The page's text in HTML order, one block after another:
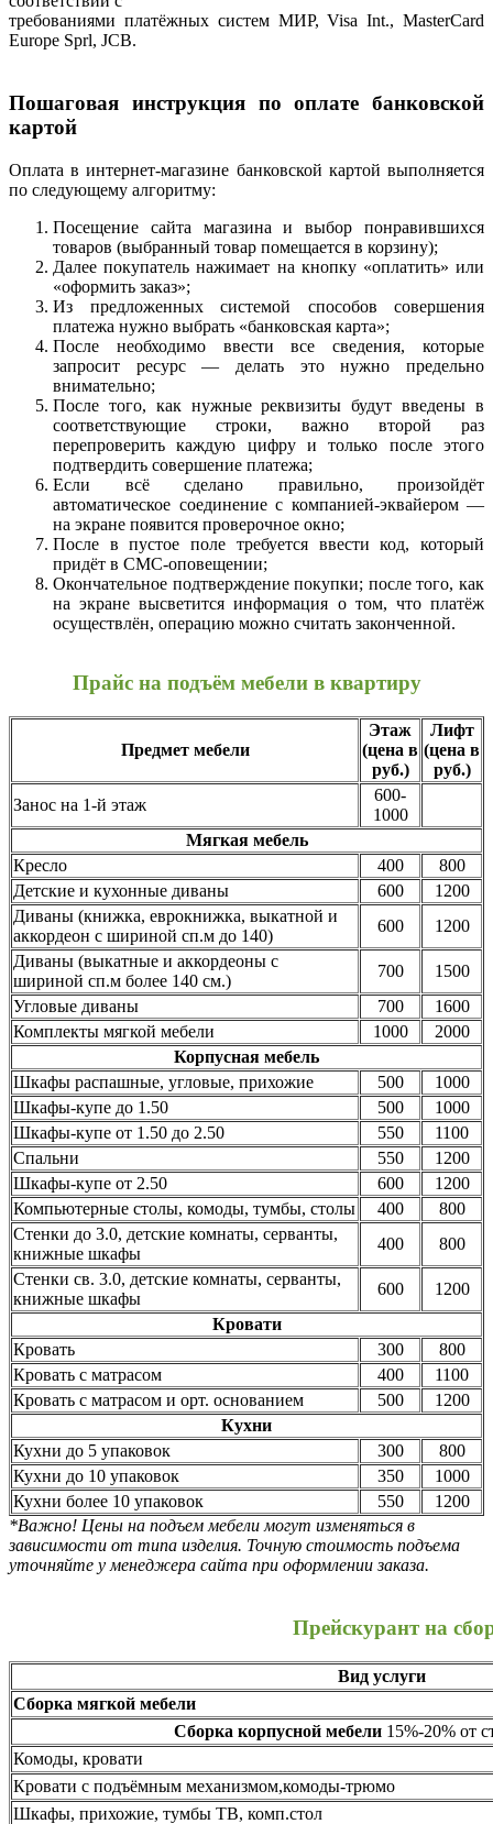
требованиями платёжных систем МИР, Visa Int., MasterCard
Europe Sprl, JCB.
Пошаговая инструкция по оплате банковской
картой
Оплата в интернет-магазине банковской картой выполняется
по следующему алгоритму:
Посещение сайта магазина и выбор понравившихся
товаров (выбранный товар помещается в корзину);
Далее покупатель нажимает на кнопку «оплатить» или
«оформить заказ»;
Из предложенных системой способов совершения
платежа нужно выбрать «банковская карта»;
После необходимо ввести все сведения, которые
запросит ресурс — делать это нужно предельно
внимательно;
После того, как нужные реквизиты будут введены в
соответствующие строки, важно второй раз
перепроверить каждую цифру и только после этого
подтвердить совершение платежа;
Если всё сделано правильно, произойдёт
автоматическое соединение с компанией-эквайером —
на экране появится проверочное окно;
После в пустое поле требуется ввести код, который
придёт в СМС-оповещении;
Окончательное подтверждение покупки; после того, как
на экране высветится информация о том, что платёж
осуществлён, операцию можно считать законченной.
Прайс на подъём мебели в квартиру
Предмет мебели
Этаж
(цена в
руб.)
Лифт
(цена в
руб.)
Занос на 1-й этаж
600-
1000
Мягкая мебель
Кресло
400
800
Детские и кухонные диваны
600
1200
Диваны (книжка, еврокнижка, выкатной и
аккордеон с шириной сп.м до 140)
600
1200
Диваны (выкатные и аккордеоны с
шириной сп.м более 140 см.)
700
1500
Угловые диваны
700
1600
Комплекты мягкой мебели
1000
2000
Корпусная мебель
Шкафы распашные, угловые, прихожие
500
1000
Шкафы-купе до 1.50
500
1000
Шкафы-купе от 1.50 до 2.50
550
1100
Спальни
550
1200
Шкафы-купе от 2.50
600
1200
Компьютерные столы, комоды, тумбы, столы
400
800
Стенки до 3.0, детские комнаты, серванты,
книжные шкафы
400
800
Стенки св. 3.0, детские комнаты, серванты,
книжные шкафы
600
1200
Кровати
Кровать
300
800
Кровать с матрасом
400
1100
Кровать с матрасом и орт. основанием
500
1200
Кухни
Кухни до 5 упаковок
300
800
Кухни до 10 упаковок
350
1000
Кухни более 10 упаковок
550
1200
*Важно! Цены на подъем мебели могут изменяться в
зависимости от типа изделия. Точную стоимость подъема
уточняйте у менеджера сайта при оформлении заказа.
Прейскурант на
Вид услуги
Сборка мягкой мебели
Сборка корпусной мебели15%-20% от
Комоды, кровати
Кровати с подъёмным механизмом,комоды-трюмо
Шкафы, прихожие, тумбы ТВ, комп.стол